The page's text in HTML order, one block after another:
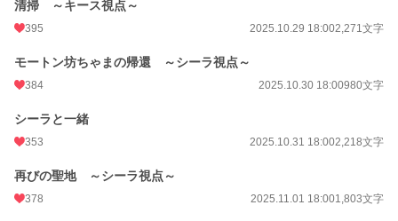
清掃 ～キース視点～
395 2025.10.29 18:002,271文字
モートン坊ちゃまの帰還 ～シーラ視点～
384 2025.10.30 18:00980文字
シーラと一緒
353 2025.10.31 18:002,218文字
再びの聖地 ～シーラ視点～
378 2025.11.01 18:001,803文字